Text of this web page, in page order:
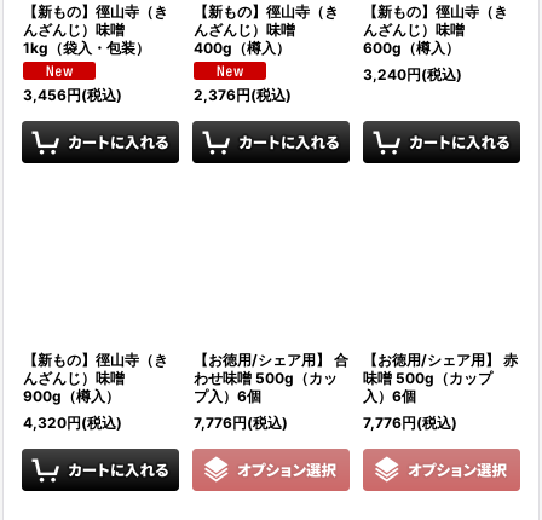
【新もの】徑山寺（き
んざんじ）味噌
1kg（袋入・包装）
3,456円(税込)
【新もの】徑山寺（き
んざんじ）味噌
400g（樽入）
2,376円(税込)
【新もの】徑山寺（き
んざんじ）味噌
600g（樽入）
3,240円(税込)
【新もの】徑山寺（き
んざんじ）味噌
900g（樽入）
4,320円(税込)
【お徳用/シェア用】 合
わせ味噌 500g（カッ
プ入）6個
7,776円(税込)
【お徳用/シェア用】 赤
味噌 500g（カップ
入）6個
7,776円(税込)